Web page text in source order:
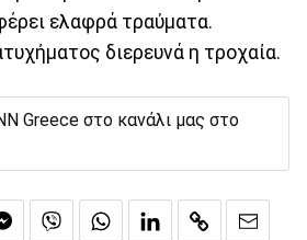
ελαφρά τραύματα.
διερευνά η τροχαία.
Greece στο κανάλι μας στο